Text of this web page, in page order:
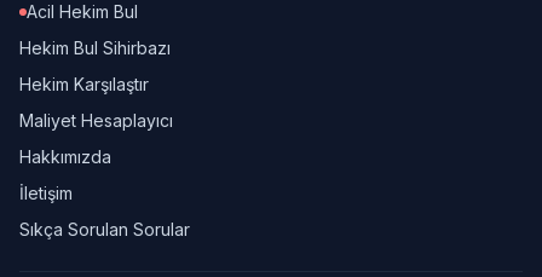
Acil Hekim Bul
Hekim Bul Sihirbazı
Hekim Karşılaştır
Maliyet Hesaplayıcı
Hakkımızda
İletişim
Sıkça Sorulan Sorular